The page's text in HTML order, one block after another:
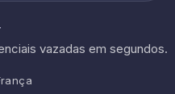
vazadas em segundos.